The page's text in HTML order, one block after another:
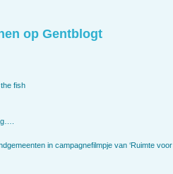
op Gentblogt
fish
in campagnefilmpje van ‘Ruimte voor